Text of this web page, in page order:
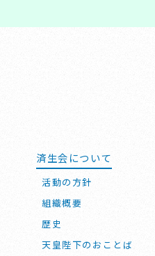
済生会について
活動の方針
組織概要
歴史
天皇陛下のおことば